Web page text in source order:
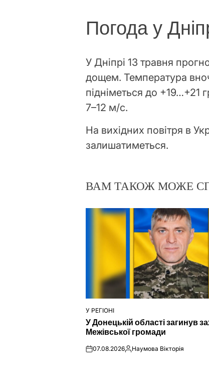
Погода у
У Дніпрі 13 травня
дощем. Температура
підніметься до +19…+21
7–12 м/с.
На вихідних повітря в
залишатиметься.
ВАМ ТАКОЖ МОЖЕ
ОПУБЛІКУВАТИ
У
У РЕГІОНІ
У Донецькій області загинув
Межівської громади
on07.08.2026Опубліковано
Наумова Вікторія